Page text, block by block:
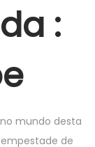
:
mundo desta
de